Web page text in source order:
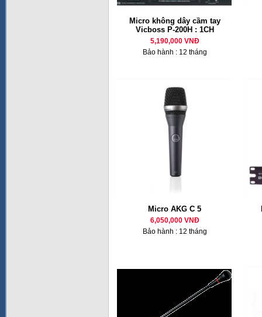
Micro không dây cầm tay
Vicboss P-200H : 1CH
5,190,000 VNĐ
Bảo hành : 12 tháng
Micro AKG C 5
6,050,000 VNĐ
Bảo hành : 12 tháng